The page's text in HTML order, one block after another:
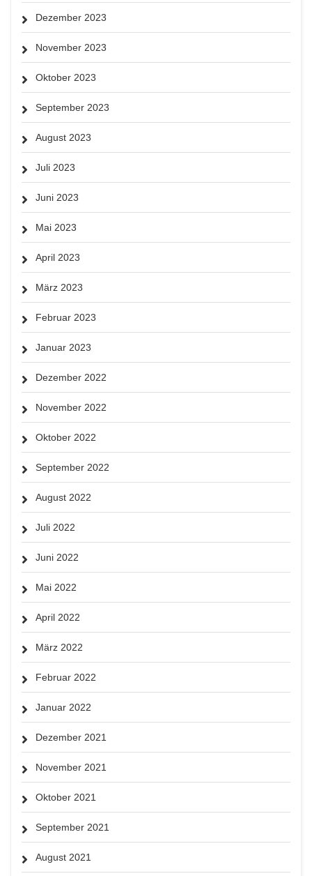
Dezember 2023
November 2023
Oktober 2023
September 2023
August 2023
Juli 2023
Juni 2023
Mai 2023
April 2023
März 2023
Februar 2023
Januar 2023
Dezember 2022
November 2022
Oktober 2022
September 2022
August 2022
Juli 2022
Juni 2022
Mai 2022
April 2022
März 2022
Februar 2022
Januar 2022
Dezember 2021
November 2021
Oktober 2021
September 2021
August 2021